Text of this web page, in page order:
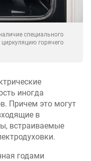
специального
горячего
иногда
Причем это могут
в
встраиваемые
годами